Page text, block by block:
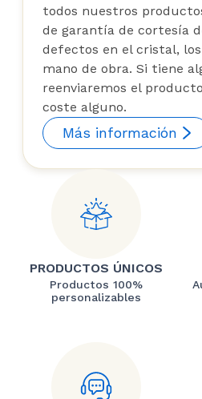
todos nuestros
de garantía de cortesía
defectos en el cristal,
mano de obra. Si tiene
reenviaremos el
coste alguno.
Más información
PRODUCTOS ÚNICOS
Productos 100%
personalizables